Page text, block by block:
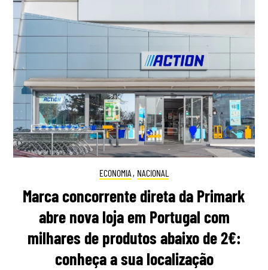
ECONOMIA , NACIONAL
Marca concorrente direta da Primark
abre nova loja em Portugal com
milhares de produtos abaixo de 2€:
conheça a sua localização